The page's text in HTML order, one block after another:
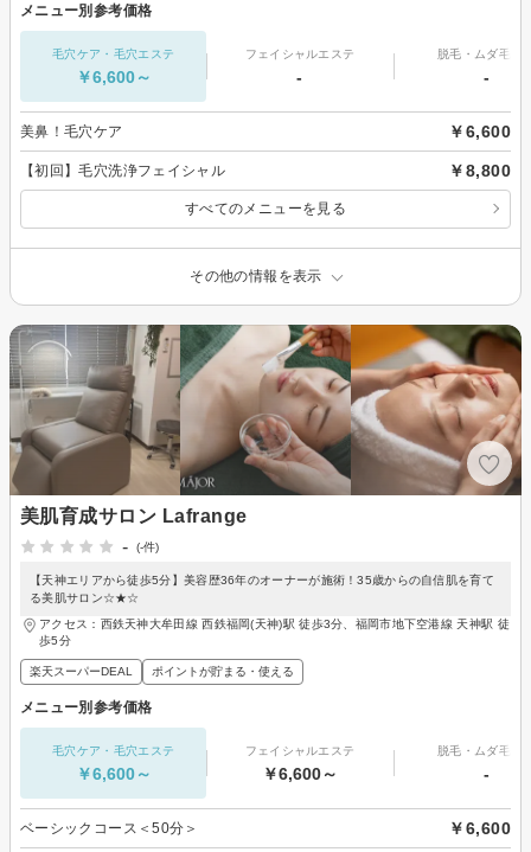
メニュー別参考価格
毛穴ケア・毛穴エステ
￥6,600～
フェイシャルエステ
-
脱毛・ムダ毛処
-
美鼻！毛穴ケア ￥6,600
【初回】毛穴洗浄フェイシャル ￥8,800
すべてのメニューを見る
その他の情報を表示
美肌育成サロン Lafrange
-
(-件)
【天神エリアから徒歩5分】美容歴36年のオーナーが施術！35歳からの自信肌を育て
る美肌サロン☆★☆
アクセス：西鉄天神大牟田線 西鉄福岡(天神)駅 徒歩3分、福岡市地下空港線 天神駅 徒
歩5分
楽天スーパーDEAL ポイントが貯まる・使える
メニュー別参考価格
毛穴ケア・毛穴エステ
￥6,600～
フェイシャルエステ
￥6,600～
脱毛・ムダ毛処
-
ベーシックコース＜50分＞ ￥6,600